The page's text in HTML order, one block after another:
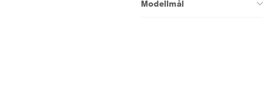
Modellmål